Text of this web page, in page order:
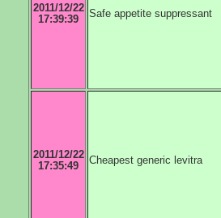
2011/12/22
17:39:39
Safe appetite suppressant
2011/12/22
17:35:49
Cheapest generic levitra